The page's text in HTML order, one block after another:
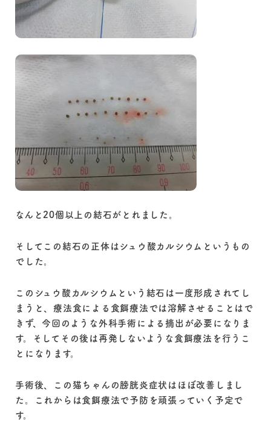
なんと20個以上の結石がとれました。
そしてこの結石の正体はシュウ酸カルシウムというもの
でした。
このシュウ酸カルシウムという結石は一度形成されてし
まうと、療法食による食餌療法では溶解させることはで
きず、今回のような外科手術による摘出が必要になりま
す。そしてその後は再発しないような食餌療法を行うこ
とになります。
手術後、この猫ちゃんの膀胱炎症状はほぼ改善しまし
た。これからは食餌療法で予防を頑張っていく予定で
す。